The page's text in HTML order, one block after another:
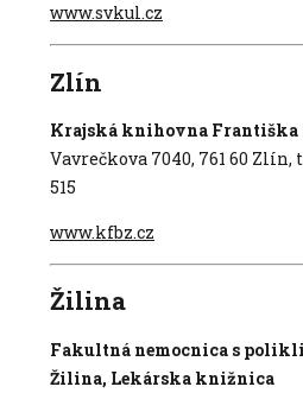
www.svkul.cz
Zlín
Krajská knihovna Františka
Vavrečkova 7040, 761 60 Zlín,
515
www.kfbz.cz
Žilina
Fakultná nemocnica s
Žilina, Lekárska knižnica